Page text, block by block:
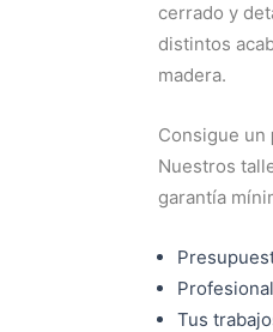
cerrado y
distintos
madera.
Consigue un
Nuestros
garantía
Tus